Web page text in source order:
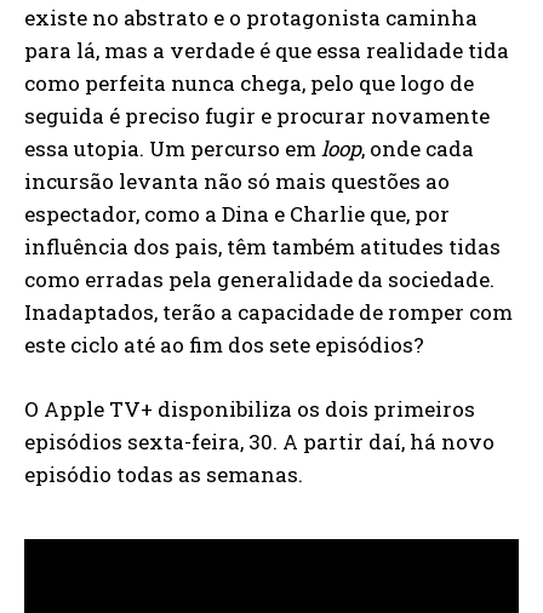
existe no abstrato e o protagonista caminha
para lá, mas a verdade é que essa realidade tida
como perfeita nunca chega, pelo que logo de
seguida é preciso fugir e procurar novamente
essa utopia. Um percurso emloop, onde cada
incursão levanta não só mais questões ao
espectador, como a Dina e Charlie que, por
influência dos pais, têm também atitudes tidas
como erradas pela generalidade da sociedade.
Inadaptados, terão a capacidade de romper com
este ciclo até ao fim dos sete episódios?
O Apple TV+ disponibiliza os dois primeiros
episódios sexta-feira, 30. A partir daí, há novo
episódio todas as semanas.